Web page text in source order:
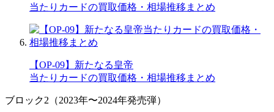
当たりカードの買取価格・相場推移まとめ
【OP-09】新たなる皇帝
当たりカードの買取価格・相場推移まとめ
ブロック2（2023年〜2024年発売弾）